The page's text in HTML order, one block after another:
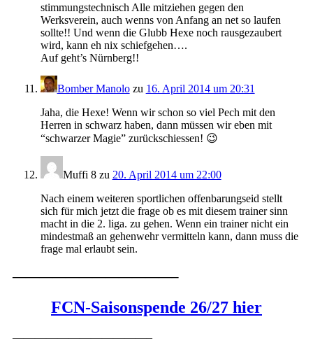
stimmungstechnisch Alle mitziehen gegen den
Werksverein, auch wenns von Anfang an net so laufen
sollte!! Und wenn die Glubb Hexe noch rausgezaubert
wird, kann eh nix schiefgehen….
Auf geht’s Nürnberg!!
Bomber Manolozu 16. April 2014 um 20:31
Jaha, die Hexe! Wenn wir schon so viel Pech mit den
Herren in schwarz haben, dann müssen wir eben mit
“schwarzer Magie” zurückschiessen! 😉
Muffi 8zu 20. April 2014 um 22:00
Nach einem weiteren sportlichen offenbarungseid stellt
sich für mich jetzt die frage ob es mit diesem trainer sinn
macht in die 2. liga. zu gehen. Wenn ein trainer nicht ein
mindestmaß an gehenwehr vermitteln kann, dann muss die
frage mal erlaubt sein.
————————————–
FCN-Saisonspende 26/27 hier
————————————–